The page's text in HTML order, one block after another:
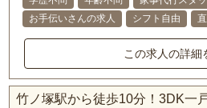
お手伝いさんの求人
シフト自由
この求人の詳細
竹ノ塚駅から徒歩10分！3DK一